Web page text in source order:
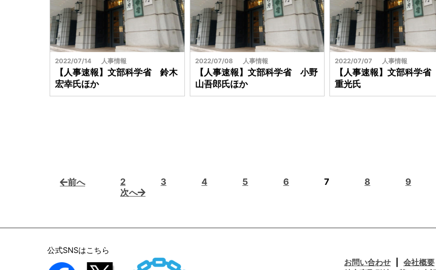
2022/07/14 人事情報
【人事速報】文部科学省 鈴木
宏幸氏ほか
2022/07/08 人事情報
【人事速報】文部科学省 小野
山吾郎氏ほか
2022/07/07 人事情報
【人事速報】文部科学
重光氏
前へ 2 3 4 5 6 7 8
9
次へ
公式SNSはこちら
お問い合わせ
会社概要